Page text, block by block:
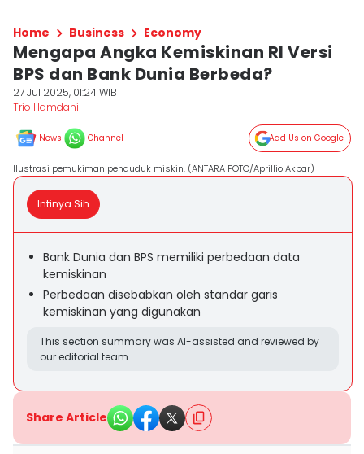
Home Business Economy
Mengapa Angka Kemiskinan RI Versi
BPS dan Bank Dunia Berbeda?
27 Jul 2025, 01:24 WIB
Trio Hamdani
News Channel Add Us on Google
Ilustrasi pemukiman penduduk miskin. (ANTARA FOTO/Aprillio Akbar)
Intinya Sih
Bank Dunia dan BPS memiliki perbedaan data
kemiskinan
Perbedaan disebabkan oleh standar garis
kemiskinan yang digunakan
This section summary was AI-assisted and reviewed by
our editorial team.
Share Article